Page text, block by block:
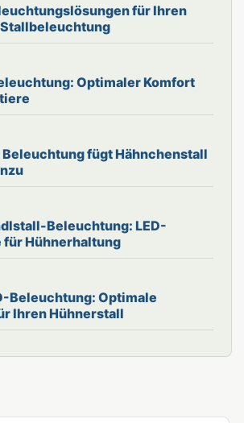
für Ihren
Optimaler Komfort
Beleuchtung fügt Hähnchenstall
Beleuchtung: LED-
Hühnerhaltung
Beleuchtung: Optimale
Ihren Hühnerstall